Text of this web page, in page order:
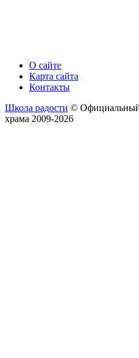
О сайте
Карта сайта
Контакты
Школа радости © Официальный
храма 2009-2026